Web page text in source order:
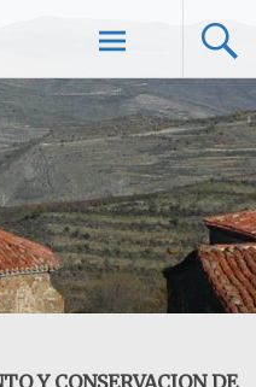
Ir
al
contenido
Y CONSERVACION DE